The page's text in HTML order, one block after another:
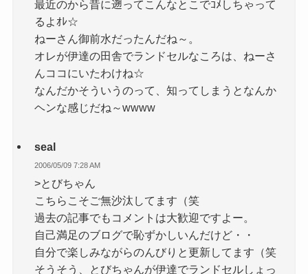
最近のから昔に遡ってこんなとこでｺﾒしちゃって
るよｵﾚ☆
ねーさん御前水だったんだね～。
オレが伊達の田舎でランドセルなころは、ねーさ
んココにいたわけね☆
なんだかそういうのって、知ってしまうとなんか
ヘンな感じだね～wwww
seal
2006/05/09 7:28 AM
>とびちゃん
こちらこそご無沙汰してます（笑
過去の記事でもコメントは大歓迎ですよー。
自己満足のブログで恥ずかしいんだけど・・
自分で楽しみながらのんびりと更新してます（笑
そうそう、とびちゃんが伊達でランドセルしょっ